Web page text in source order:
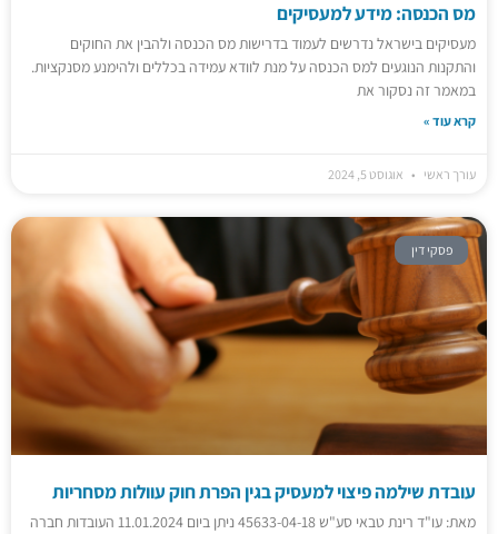
מס הכנסה: מידע למעסיקים
מעסיקים בישראל נדרשים לעמוד בדרישות מס הכנסה ולהבין את החוקים
והתקנות הנוגעים למס הכנסה על מנת לוודא עמידה בכללים ולהימנע מסנקציות.
במאמר זה נסקור את
קרא עוד »
עורך ראשי אוגוסט 5, 2024
פסקי דין
עובדת שילמה פיצוי למעסיק בגין הפרת חוק עוולות מסחריות
מאת: עו"ד רינת טבאי סע"ש 45633-04-18 ניתן ביום 11.01.2024 העובדות חברה